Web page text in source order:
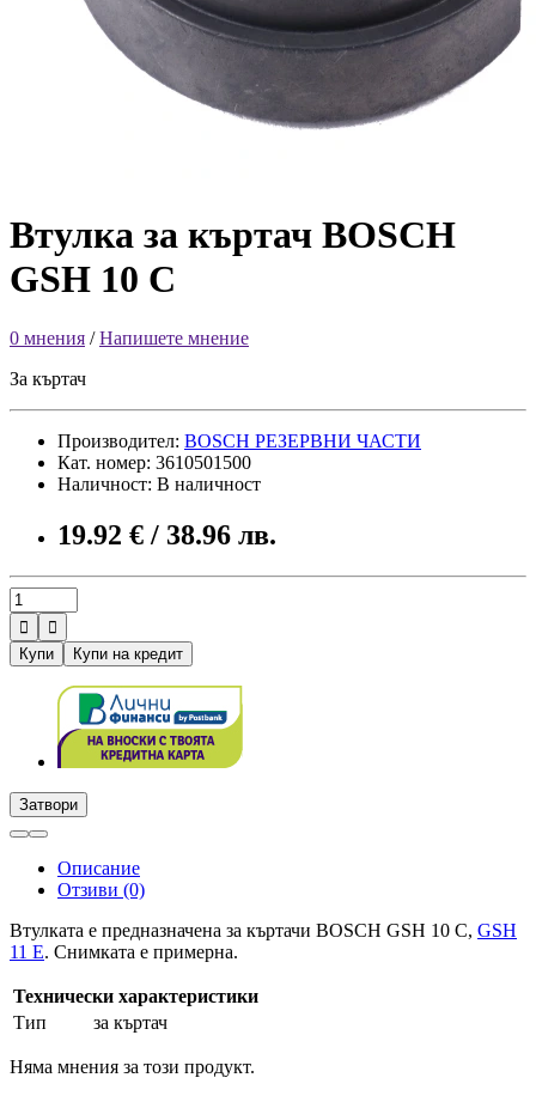
Втулка за къртач BOSCH
GSH 10 C
0 мнения /Напишете мнение
За къртач
Производител: BOSCH РЕЗЕРВНИ ЧАСТИ
Кат. номер: 3610501500
Наличност: В наличност
19.92 € / 38.96 лв.


Купи
Купи на кредит
Затвори
Описание
Отзиви (0)
Втулката е предназначена за къртачи BOSCH GSH 10 C, GSH
11 E. Снимката е примерна.
Технически характеристики
Тип
за къртач
Няма мнения за този продукт.